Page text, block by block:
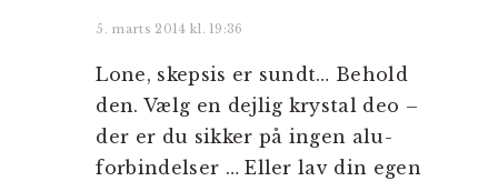
5. marts 2014 kl. 19:36
Lone, skepsis er sundt… Behold
den. Vælg en dejlig krystal deo –
der er du sikker på ingen alu-
forbindelser … Eller lav din egen